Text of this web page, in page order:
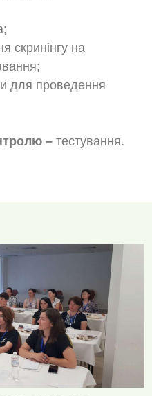
скринінгу на
для проведення
– тестування.